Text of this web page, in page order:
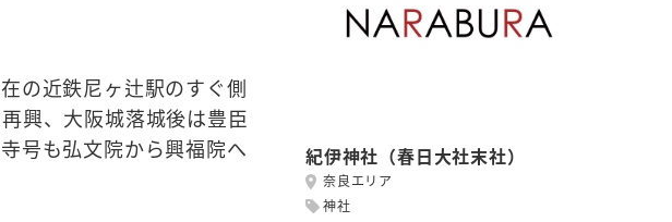
の近鉄尼ヶ辻駅のすぐ側
興、大阪城落城後は豊臣
号も弘文院から興福院へ
紀伊神社（春日大社末社）
奈良エリア
神社